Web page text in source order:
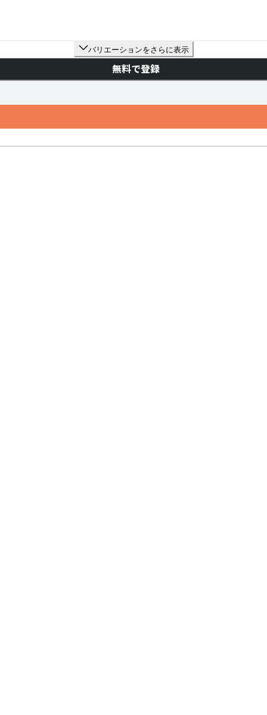
バリエーションをさらに表示
無料で登録